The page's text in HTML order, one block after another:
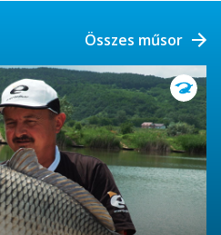
Összes műsor